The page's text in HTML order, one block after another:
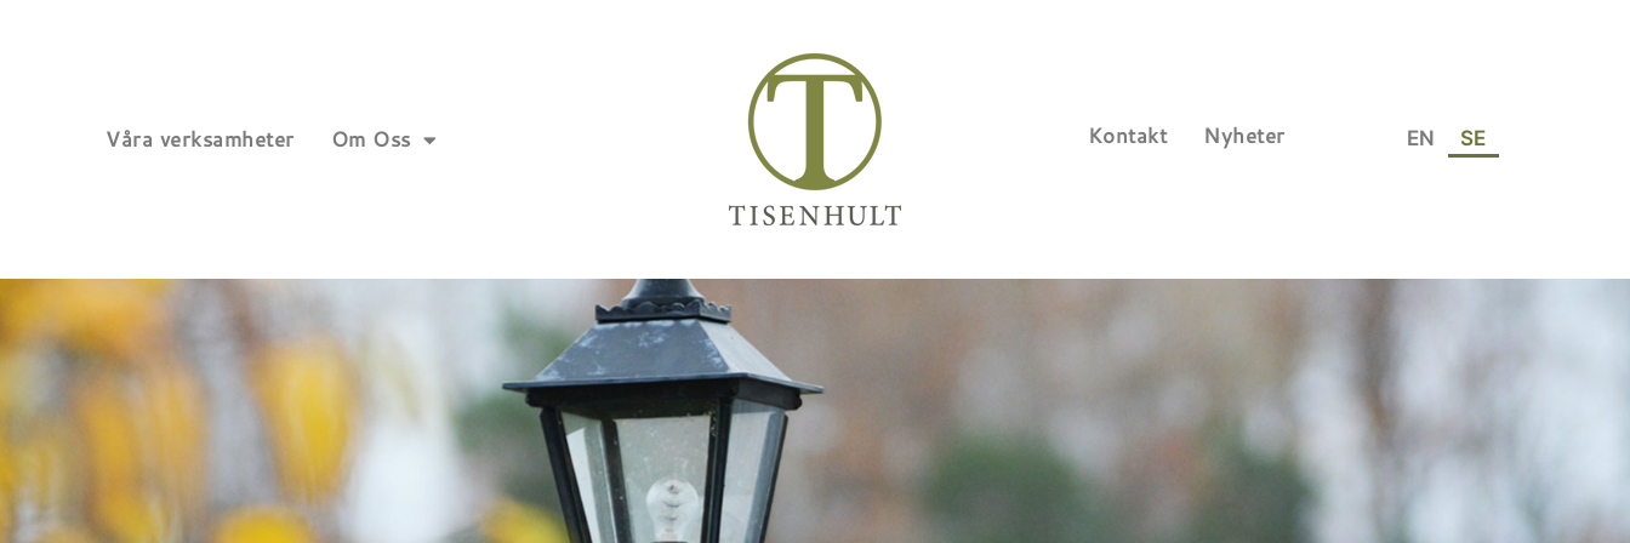
Våra verksamheter Om Oss Kontakt Nyheter EN SE